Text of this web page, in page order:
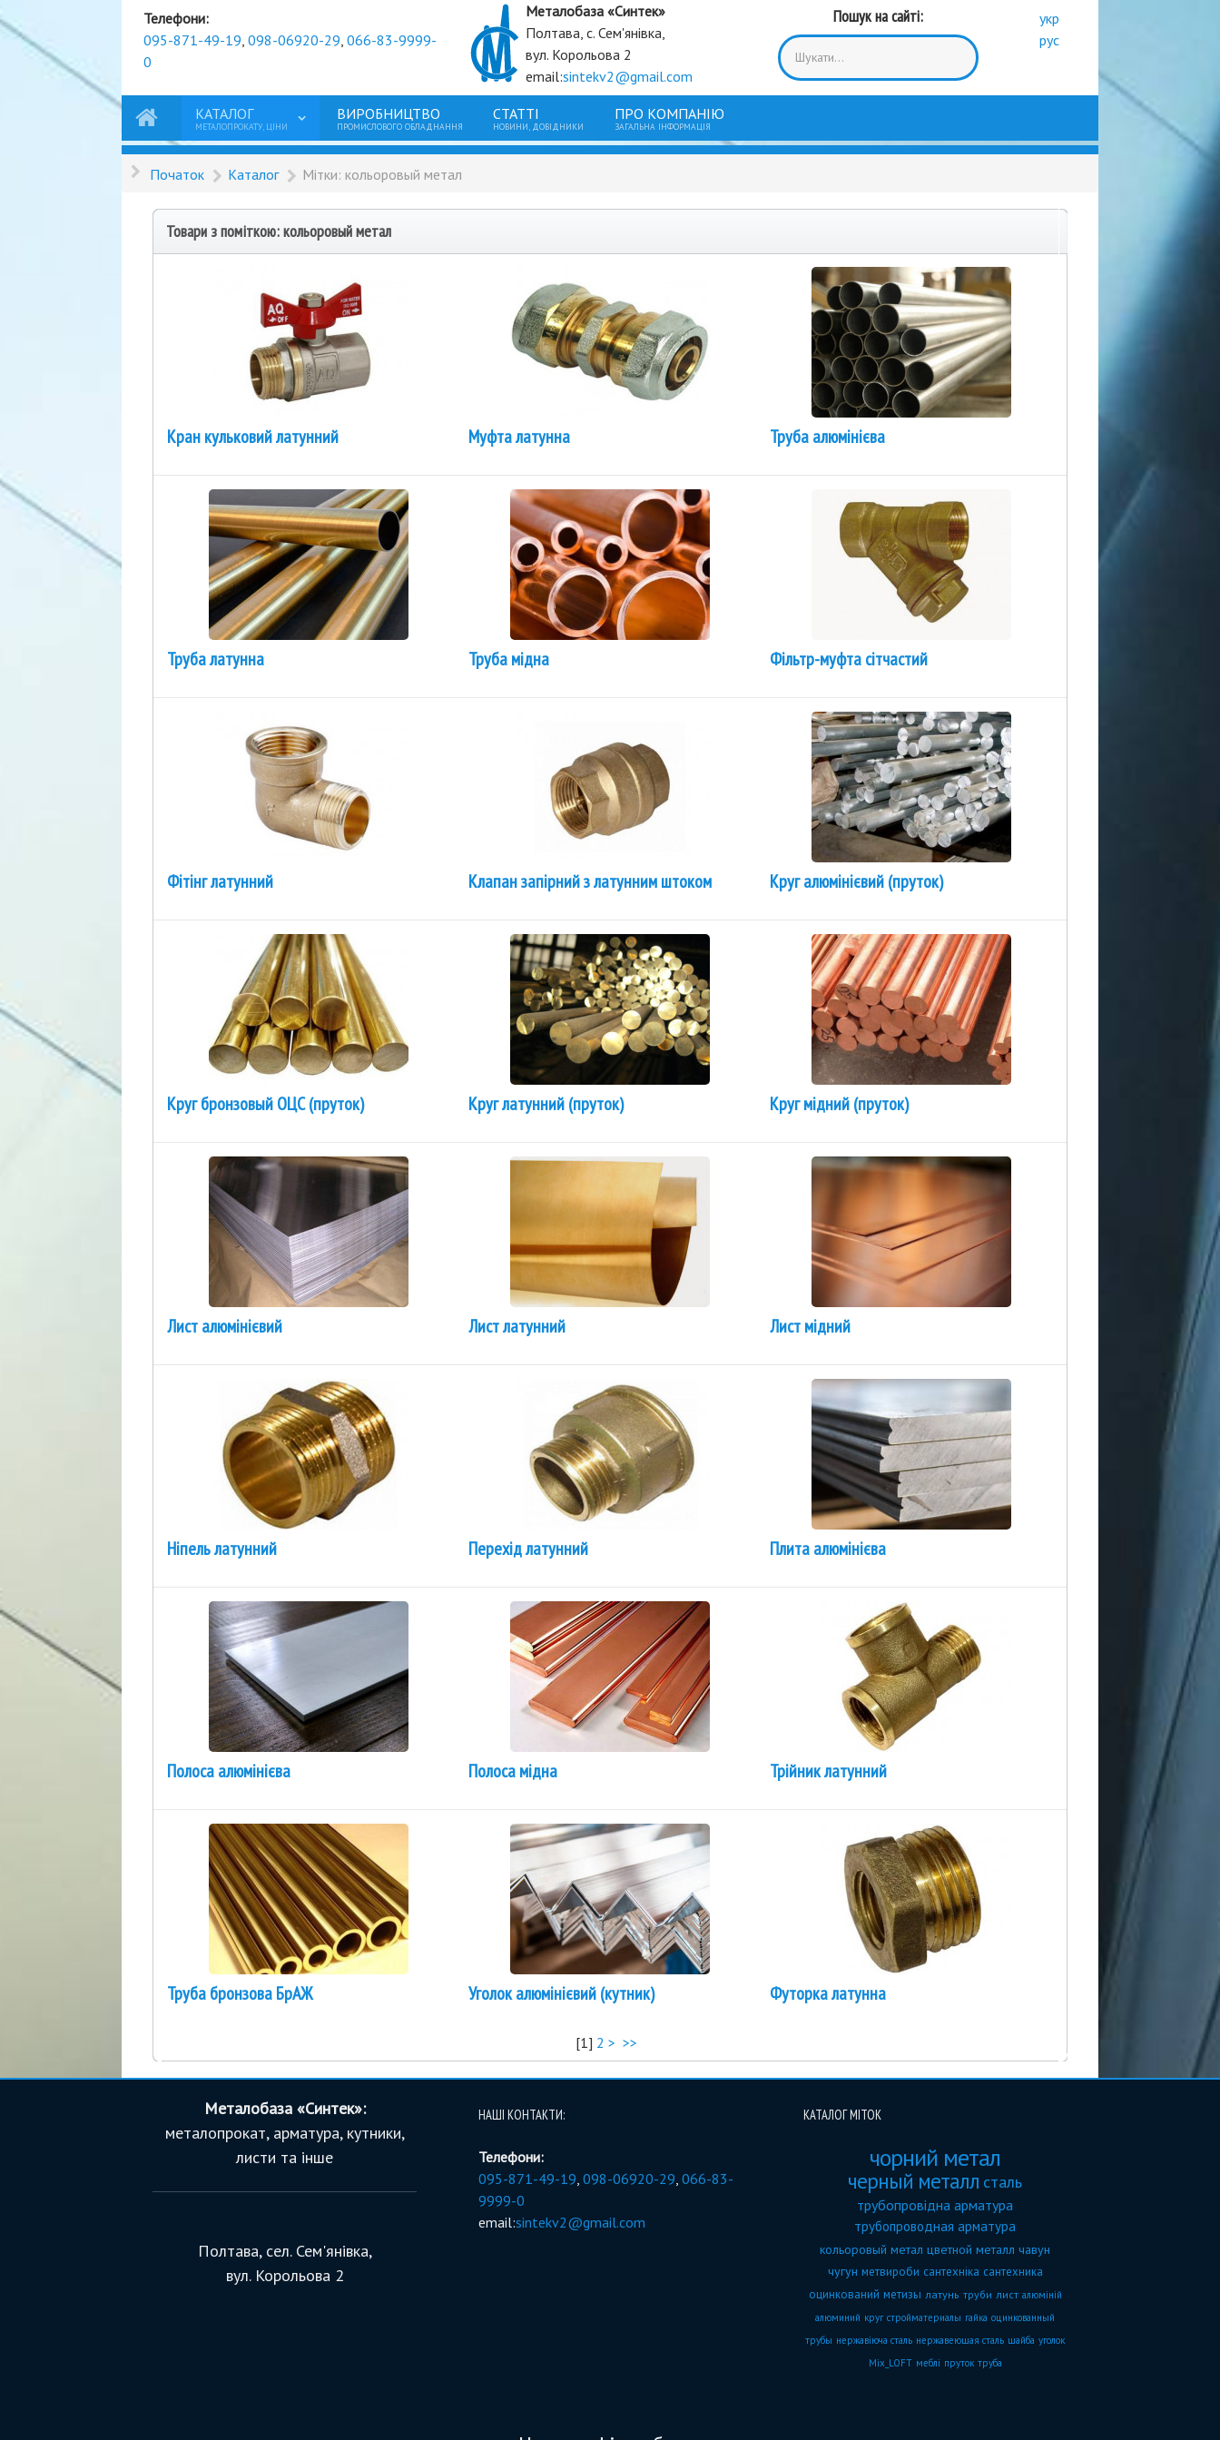
Телефони:
095-871-49-19,098-06920-29,066-83-9999-
0
Металобаза «Синтек»
Полтава, с. Сем'янівка,
вул. Корольова 2
email:sintekv2@gmail.com
Пошук на сайті:
укр
рус
КАТАЛОГ
МЕТАЛОПРОКАТУ, ЦІНИ
ВИРОБНИЦТВО
ПРОМИСЛОВОГО ОБЛАДНАННЯ
СТАТТІ
НОВИНИ, ДОВІДНИКИ
ПРО КОМПАНІЮ
ЗАГАЛЬНА ІНФОРМАЦІЯ
Початок Каталог Мітки: кольоровый метал
Товари з поміткою: кольоровый метал
Кран кульковий латунний Муфта латунна Труба алюмінієва
Труба латунна Труба мідна Фільтр-муфта сітчастий
Фітінг латунний Клапан запірний з латунним штоком Круг алюмінієвий (пруток)
Круг бронзовый ОЦС (пруток) Круг латунний (пруток) Круг мідний (пруток)
Лист алюмінієвий Лист латунний Лист мідний
Ніпель латунний Перехід латунний Плита алюмінієва
Полоса алюмінієва Полоса мідна Трійник латунний
Труба бронзова БрАЖ Уголок алюмінієвий (кутник) Футорка латунна
[1] 2 > >>
Металобаза «Синтек»:
металопрокат, арматура, кутники,
листи та інше
Полтава, сел. Сем'янівка,
вул. Корольова 2
НАШІ КОНТАКТИ:
Телефони:
095-871-49-19, 098-06920-29, 066-83-
9999-0
email:sintekv2@gmail.com
КАТАЛОГ МІТОК
чорний метал
черный металл сталь
трубопровідна арматура
трубопроводная арматура
кольоровый метал цветной металл чавун
чугун метвироби сантехніка сантехника
оцинкований метизы латунь труби лист алюміній
алюминий круг стройматериалы гайка оцинкованный
трубы нержавіюча сталь нержавеющая сталь шайба уголок
Mix_LOFT меблі пруток труба